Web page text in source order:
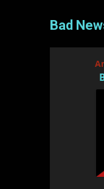
Bad